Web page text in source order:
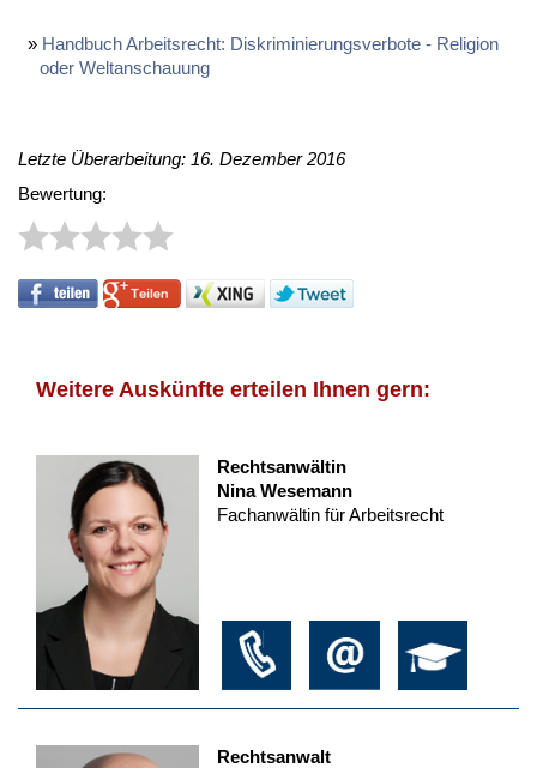
Hand­buch Ar­beits­recht: Dis­kri­mi­nie­rungs­ver­bo­te - Re­li­gi­on
oder Welt­an­schau­ung
Letzte Überarbeitung: 16. Dezember 2016
Bewertung:
Weitere Auskünfte erteilen Ihnen gern:
Rechtsanwältin
Nina Wesemann
Fachanwältin für Arbeitsrecht
Rechtsanwalt